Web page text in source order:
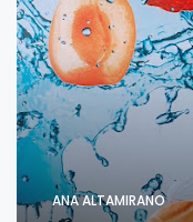
ANA ALTAMIRANO